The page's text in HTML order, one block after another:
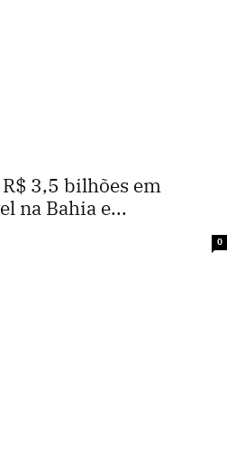
3,5 bilhões em
na Bahia e...
0